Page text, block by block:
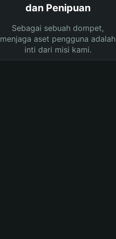
dan Penipuan
Sebagai sebuah dompet,
menjaga aset pengguna adalah
inti dari misi kami.